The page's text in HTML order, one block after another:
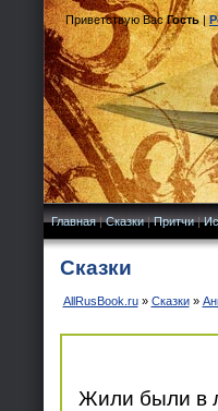
Приветствую Вас Гость|
Главная|Сказки|Притчи|
Сказки
AllRusBook.ru» Сказки»
Жили были в